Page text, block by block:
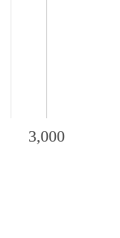
3,000